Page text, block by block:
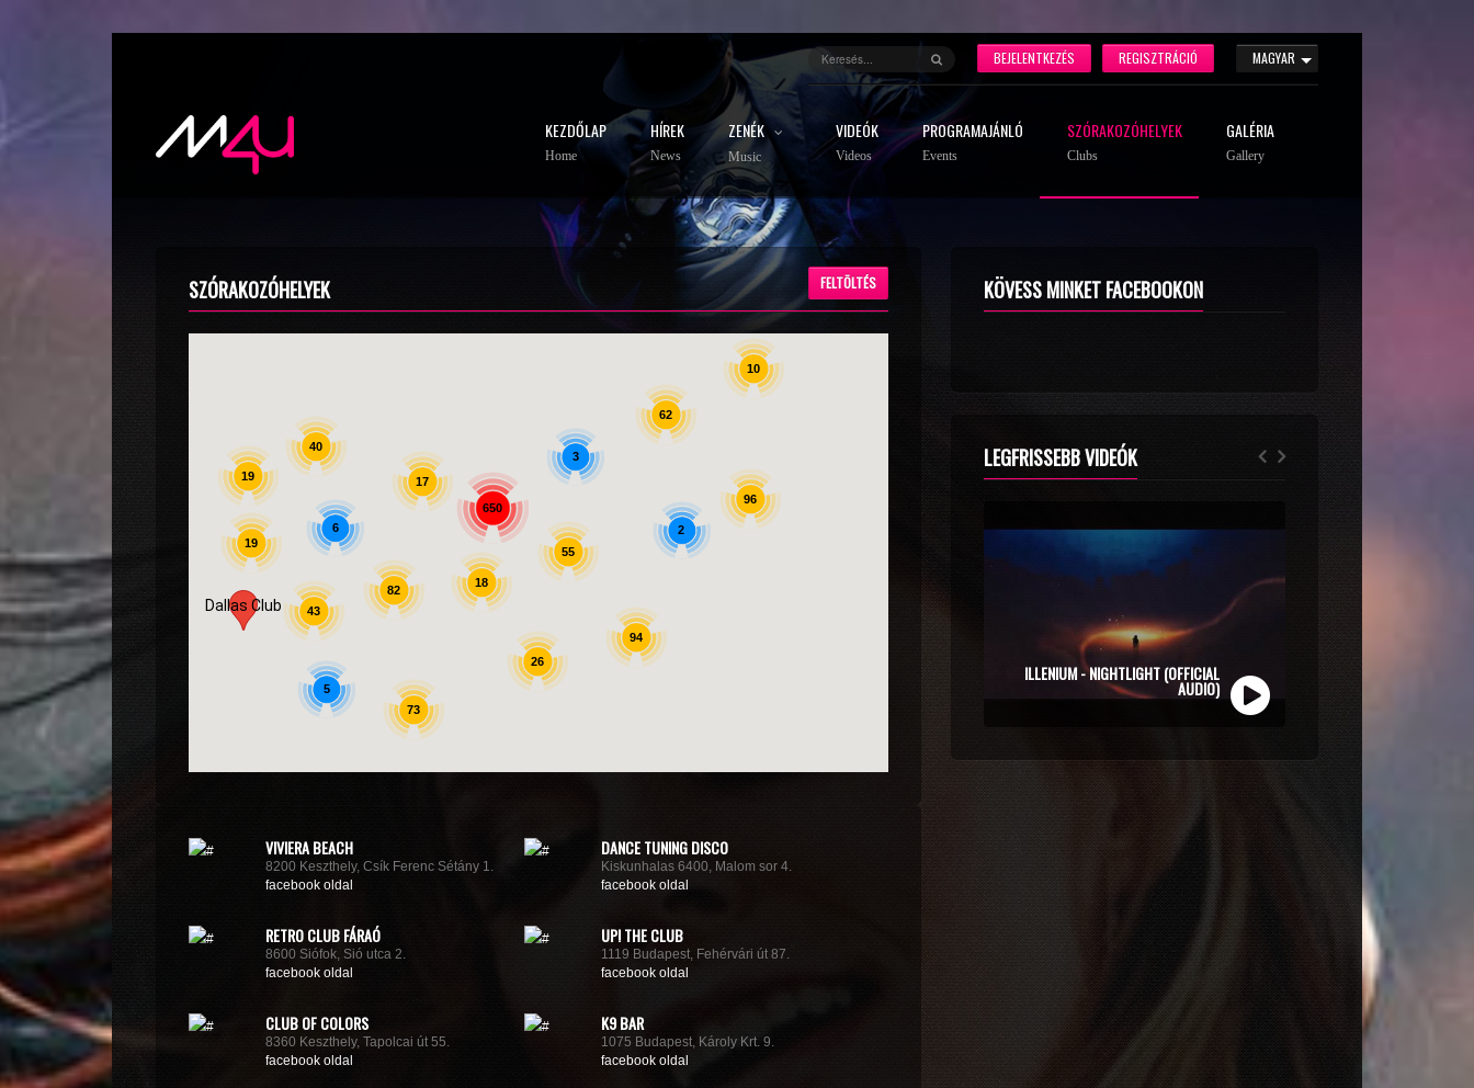
MAGYAR
REGISZTRÁCIÓ
BEJELENTKEZÉS
KEZDŐLAP
Home
HÍREK
News
ZENÉK
Music
VIDEÓK
Videos
PROGRAMAJÁNLÓ
Events
SZÓRAKOZÓHELYEK
Clubs
GALÉRIA
Gallery
SZÓRAKOZÓHELYEK FELTÖLTÉS
Dallas Club 43
26
82
650
62
40
18
73
94
55
17
19
10
96
6
2
19
3
5
VIVIERA BEACH
8200 Keszthely, Csík Ferenc Sétány 1.
facebook oldal
DANCE TUNING DISCO
Kiskunhalas 6400, Malom sor 4.
facebook oldal
RETRO CLUB FÁRAÓ
8600 Siófok, Sió utca 2.
facebook oldal
UP! THE CLUB
1119 Budapest, Fehérvári út 87.
facebook oldal
CLUB OF COLORS
8360 Keszthely, Tapolcai út 55.
facebook oldal
K9 BAR
1075 Budapest, Károly Krt. 9.
facebook oldal
KÖVESS MINKET FACEBOOKON
LEGFRISSEBB VIDEÓK
ZOLI VEKONY X CALIDORA - MINDIG NYÁR
(OFFICIAL MUSIC VIDEO)